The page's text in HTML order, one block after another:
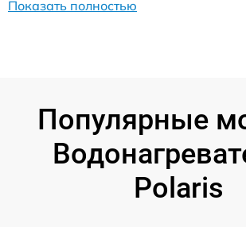
Показать полностью
Популярные
Polaris